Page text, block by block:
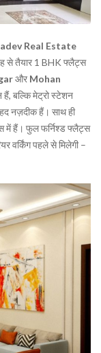
Real Estate
से तैयार 1 BHK फ्लैट्स
और Mohan
बल्कि मेट्रो स्टेशन
नज़दीक हैं। साथ ही
में हैं। फुल फर्निश्ड फ्लैट्स
वर्किंग पहले से मिलेगी –